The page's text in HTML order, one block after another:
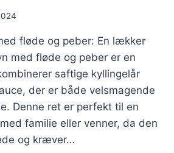
fløde og peber: En lækker
med fløde og peber er en
saftige kyllingelår
der er både velsmagende
Denne ret er perfekt til en
familie eller venner, da den
og kræver…